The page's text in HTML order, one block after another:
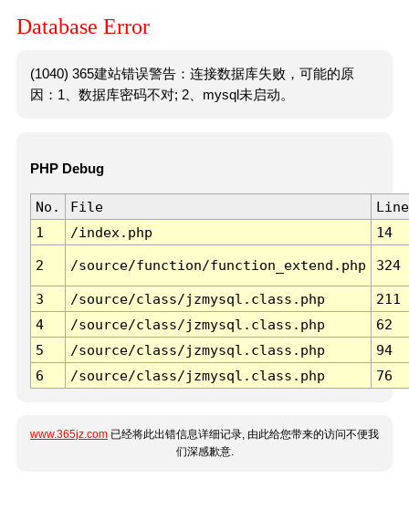
Database Error
(1040) 365建站错误警告：连接数据库失败，可能的原
因：1、数据库密码不对; 2、mysql未启动。
PHP Debug
No. File
Line
1
/index.php 14
2 /source/function/function_extend.php 324
3 /source/class/jzmysql.class.php
211
4
/source/class/jzmysql.class.php
62
5
/source/class/jzmysql.class.php
94
6
/source/class/jzmysql.class.php 76
www.365jz.com 已经将此出错信息详细记录, 由此给您带来的访问不便我
们深感歉意.